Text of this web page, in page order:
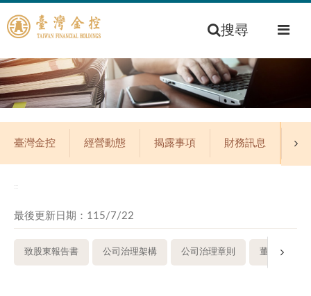
搜尋
臺灣金控 經營動態 揭露事項 財務訊息 公
最後更新日期：115/7/22
致股東報告書 公司治理架構 公司治理章則 董事會